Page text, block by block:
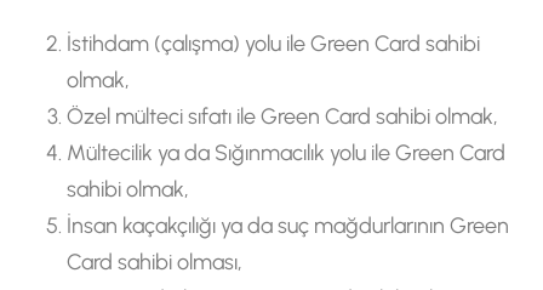
İstihdam (çalışma) yolu ile Green Card sahibi
olmak,
Özel mülteci sıfatı ile Green Card sahibi olmak,
Mültecilik ya da Sığınmacılık yolu ile Green Card
sahibi olmak,
İnsan kaçakçılığı ya da suç mağdurlarının Green
Card sahibi olması,